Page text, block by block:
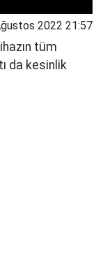
2022 21:57
tüm
da kesinlik